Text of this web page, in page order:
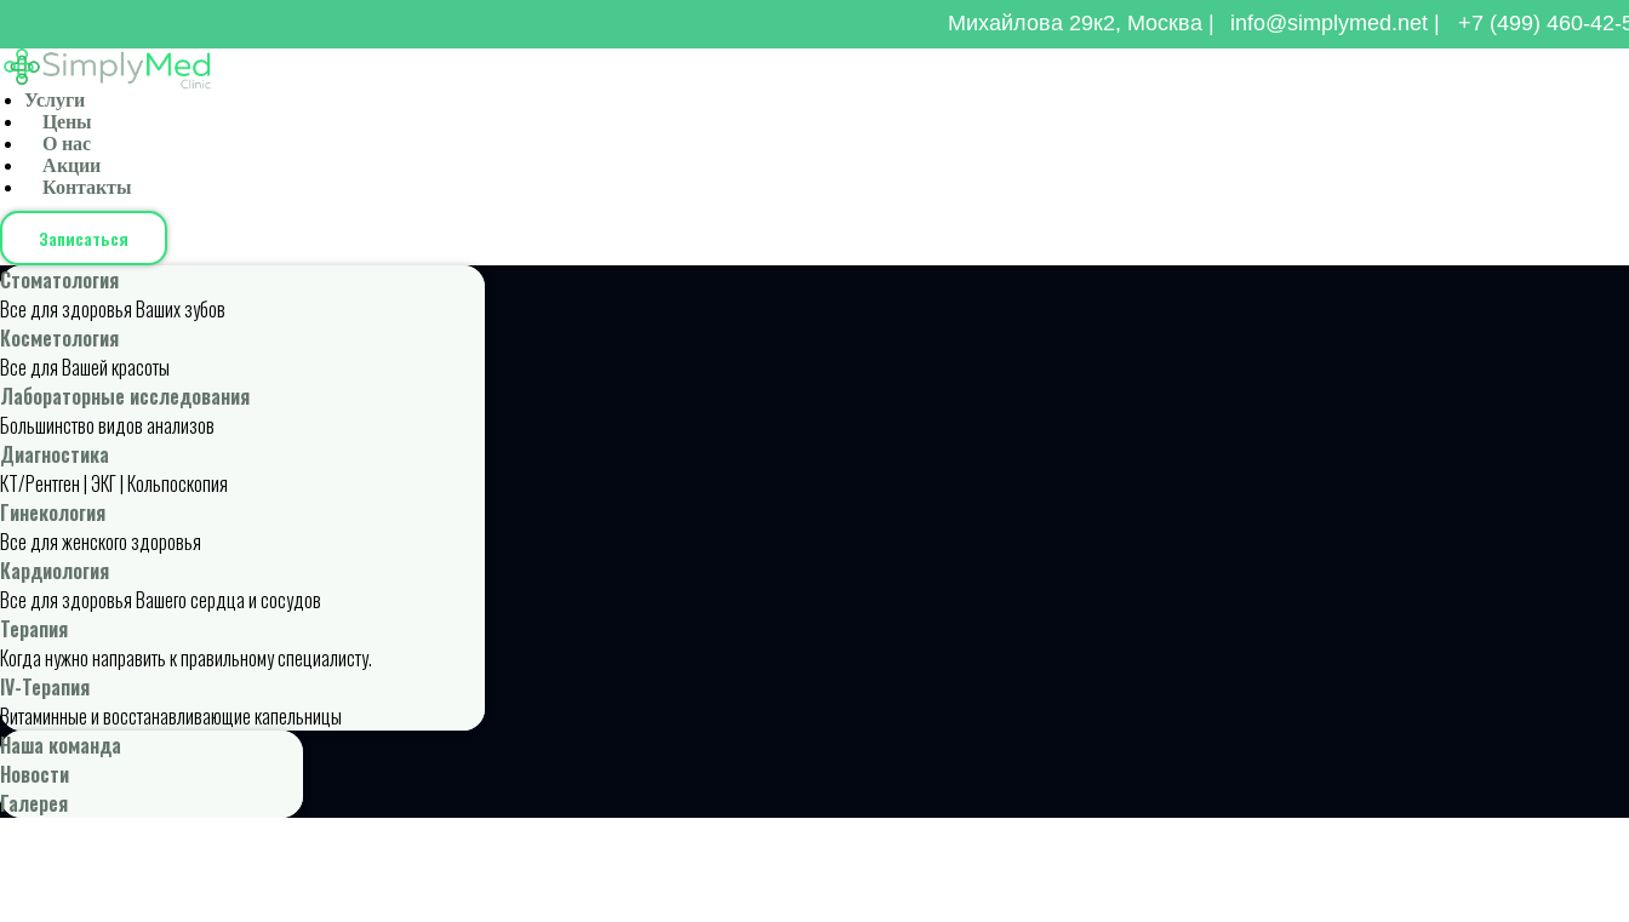
info@simplymed.net | +7 (499) 460-42-
Михайлова 29к2, Москва |
Услуги
Цены
О нас
Акции
Контакты
Записаться
Стоматология
Все для здоровья Ваших зубов
Косметология
Все для Вашей красоты
Лабораторные исследования
Большинство видов анализов
Диагностика
КТ/Рентген | ЭКГ | Кольпоскопия
Гинекология
Все для женского здоровья
Кардиология
Все для здоровья Вашего сердца и сосудов
Терапия
Когда нужно направить к правильному специалисту.
IV-Терапия
Витаминные и восстанавливающие капельницы
Наша команда
Новости
Галерея